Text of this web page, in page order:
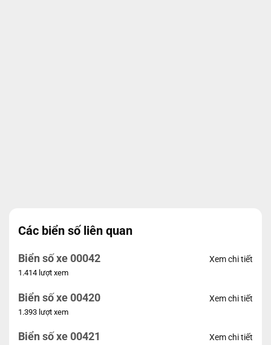
Các biển số liên quan
Biển số xe 00042
1.414 lượt xem
Xem chi tiết
Biển số xe 00420
1.393 lượt xem
Xem chi tiết
Biển số xe 00421 Xem chi tiết